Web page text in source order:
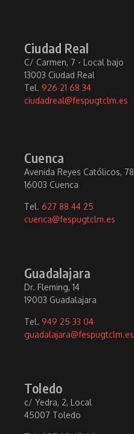
Ciudad Real
C/ Carmen, 7 - Local bajo
13003 Ciudad Real
Tel. 926 21 68 34
ciudadreal@fespugtclm.es
Cuenca
Avenida Reyes Católicos, 78
16003 Cuenca
Tel. 627 88 44 25
cuenca@fespugtclm.es
Guadalajara
Dr. Fleming, 14
19003 Guadalajara
Tel. 949 25 33 04
guadalajara@fespugtclm.es
Toledo
c/ Yedra, 2, Local
45007 Toledo